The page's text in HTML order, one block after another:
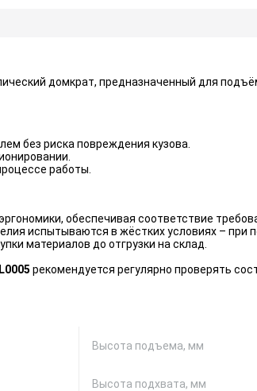
домкрат, предназначенный для
без риска повреждения кузова.
работы.
обеспечивая соответствие
испытываются в жёстких условиях – при
материалов до отгрузки на склад.
рекомендуется регулярно проверять
Высота подъема, мм
Высота подхвата, мм